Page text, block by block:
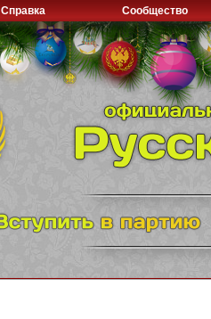
Справка Сообщество